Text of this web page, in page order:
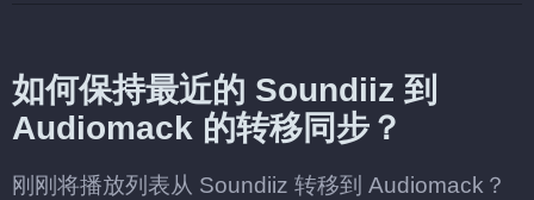
如何保持最近的 Soundiiz 到
Audiomack 的转移同步？
刚刚将播放列表从 Soundiiz 转移到 Audiomack？